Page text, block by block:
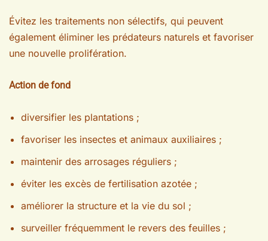
Évitez les traitements non sélectifs, qui peuvent
également éliminer les prédateurs naturels et favoriser
une nouvelle prolifération.
Action de fond
diversifier les plantations ;
favoriser les insectes et animaux auxiliaires ;
maintenir des arrosages réguliers ;
éviter les excès de fertilisation azotée ;
améliorer la structure et la vie du sol ;
surveiller fréquemment le revers des feuilles ;